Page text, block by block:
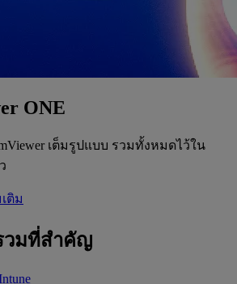
ONE
เต็มรูปแบบ รวมทั้งหมดไว้ใน
ติม
วมที่สำคัญ